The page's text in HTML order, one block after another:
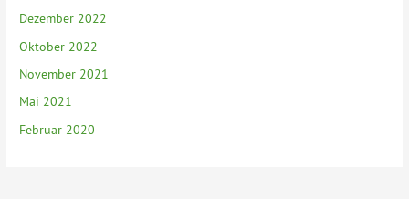
Dezember 2022
Oktober 2022
November 2021
Mai 2021
Februar 2020